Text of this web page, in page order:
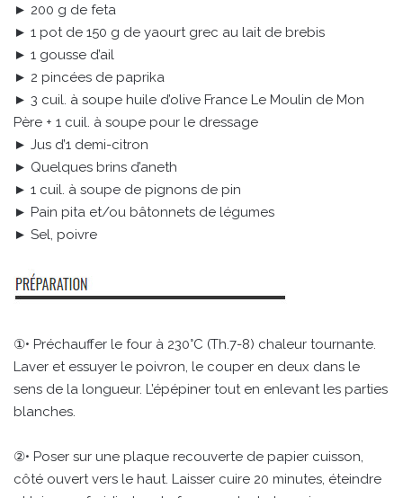
► 200 g de feta
► 1 pot de 150 g de yaourt grec au lait de brebis
► 1 gousse d’ail
► 2 pincées de paprika
► 3 cuil. à soupe huile d’olive France Le Moulin de Mon
Père + 1 cuil. à soupe pour le dressage
► Jus d’1 demi-citron
► Quelques brins d’aneth
► 1 cuil. à soupe de pignons de pin
► Pain pita et/ou bâtonnets de légumes
► Sel, poivre
①• Préchauffer le four à 230°C (Th.7-8) chaleur tournante.
Laver et essuyer le poivron, le couper en deux dans le
sens de la longueur. L’épépiner tout en enlevant les parties
blanches.
②• Poser sur une plaque recouverte de papier cuisson,
côté ouvert vers le haut. Laisser cuire 20 minutes, éteindre